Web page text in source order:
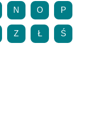
N O P
Z Ł Ś